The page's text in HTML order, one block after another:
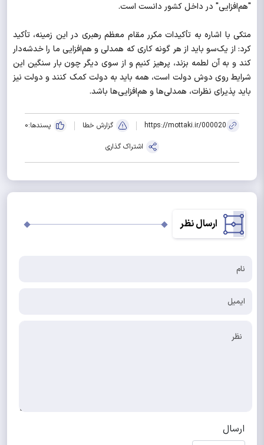
"هم‌افزایی" در داخل کشور دانست است.
متکی با اشاره به تأکیدات مکرر مقام معظم رهبری در این زمینه، تأکید
کرد: از یک‌سو باید از هر گونه کاری که همدلی و هم‌افزایی ما را خدشه‌دار
کند و به آن لطمه بزند، پرهیز کنیم و از سوی دیگر چون بار سنگین این
شرایط روی دوش دولت است، همه باید به دولت کمک کنند و دولت نیز
باید پذیرای نظرات، همدلی‌ها و هم‌افزایی‌ها باشد.
https://mottaki.ir/000020 گزارش خطا پسندها:0
اشتراک گذاری
ارسال نظر